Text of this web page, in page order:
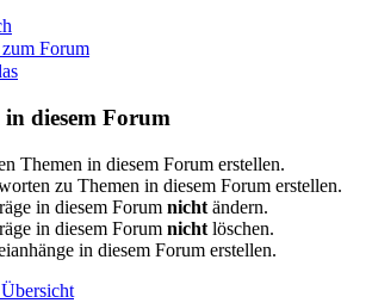
Forum
diesem Forum
Themen in diesem Forum erstellen.
zu Themen in diesem Forum erstellen.
in diesem Forum nicht ändern.
in diesem Forum nicht löschen.
in diesem Forum erstellen.